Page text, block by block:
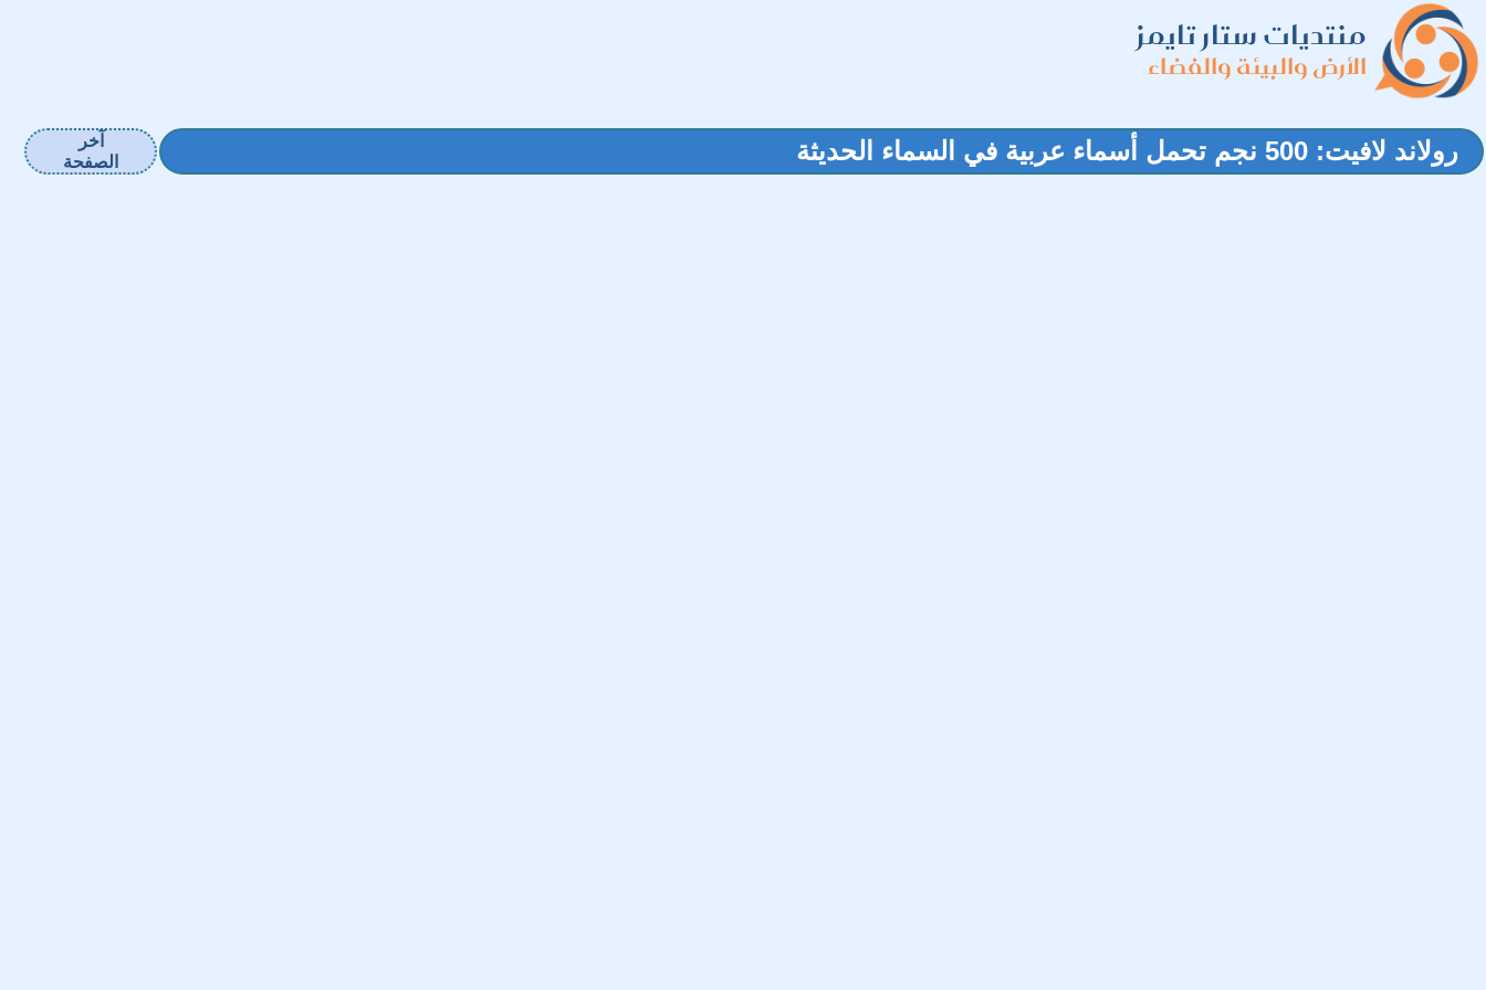
منتديات ستار تايمز
الأرض والبيئة والفضاء
رولاند لافيت: 500 نجم تحمل أسماء عربية في السماء الحديثة
آخر
الصفحة